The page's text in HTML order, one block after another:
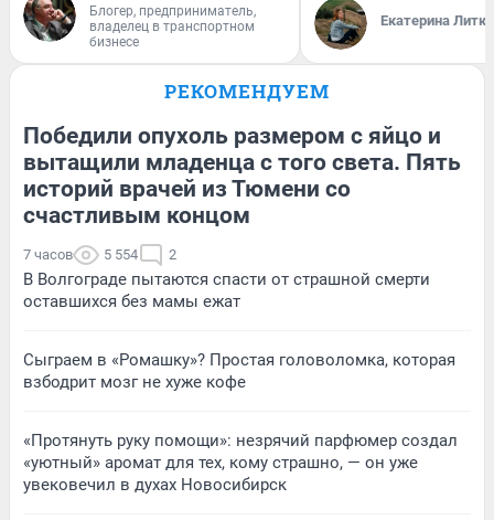
Блогер, предприниматель,
владелец в транспортном
бизнесе
Екатерина
РЕКОМЕНДУЕМ
Победили опухоль размером с яйцо и
вытащили младенца с того света. Пять
историй врачей из Тюмени со
счастливым концом
7 часов 5 554 2
В Волгограде пытаются спасти от страшной смерти
оставшихся без мамы ежат
Сыграем в «Ромашку»? Простая головоломка, которая
взбодрит мозг не хуже кофе
«Протянуть руку помощи»: незрячий парфюмер создал
«уютный» аромат для тех, кому страшно, — он уже
увековечил в духах Новосибирск